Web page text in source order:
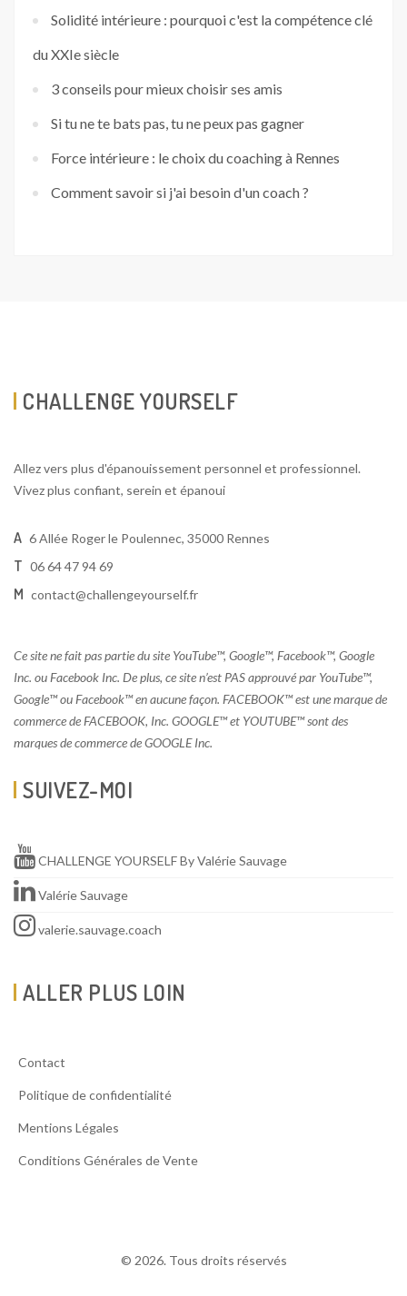
Solidité intérieure : pourquoi c'est la compétence clé
du XXIe siècle
3 conseils pour mieux choisir ses amis
Si tu ne te bats pas, tu ne peux pas gagner
Force intérieure : le choix du coaching à Rennes
Comment savoir si j'ai besoin d'un coach ?
CHALLENGE YOURSELF
Allez vers plus d'épanouissement personnel et professionnel.
Vivez plus confiant, serein et épanoui
A 6 Allée Roger le Poulennec, 35000 Rennes
T 06 64 47 94 69
M contact@challengeyourself.fr
Ce site ne fait pas partie du site YouTube™, Google™, Facebook™, Google
Inc. ou Facebook Inc. De plus, ce site n’est PAS approuvé par YouTube™,
Google™ ou Facebook™ en aucune façon. FACEBOOK™ est une marque de
commerce de FACEBOOK, Inc. GOOGLE™ et YOUTUBE™ sont des
marques de commerce de GOOGLE Inc.
SUIVEZ-MOI
CHALLENGE YOURSELF By Valérie Sauvage
Valérie Sauvage
valerie.sauvage.coach
ALLER PLUS LOIN
Contact
Politique de confidentialité
Mentions Légales
Conditions Générales de Vente
© 2026. Tous droits réservés